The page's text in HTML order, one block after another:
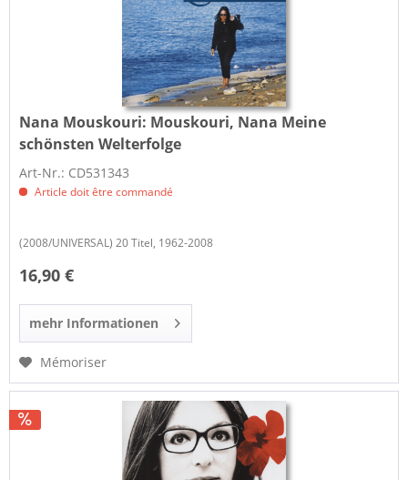
Nana Mouskouri: Mouskouri, Nana Meine
schönsten Welterfolge
Art-Nr.: CD531343
Article doit être commandé
(2008/UNIVERSAL) 20 Titel, 1962-2008
16,90 €
mehr Informationen
Mémoriser